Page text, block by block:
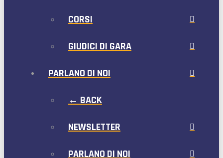
CORSI
GIUDICI DI GARA
PARLANO DI NOI
← BACK
NEWSLETTER
PARLANO DI NOI